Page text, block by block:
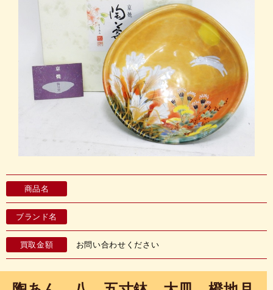
商品名
ブランド名
買取金額 お問い合わせください